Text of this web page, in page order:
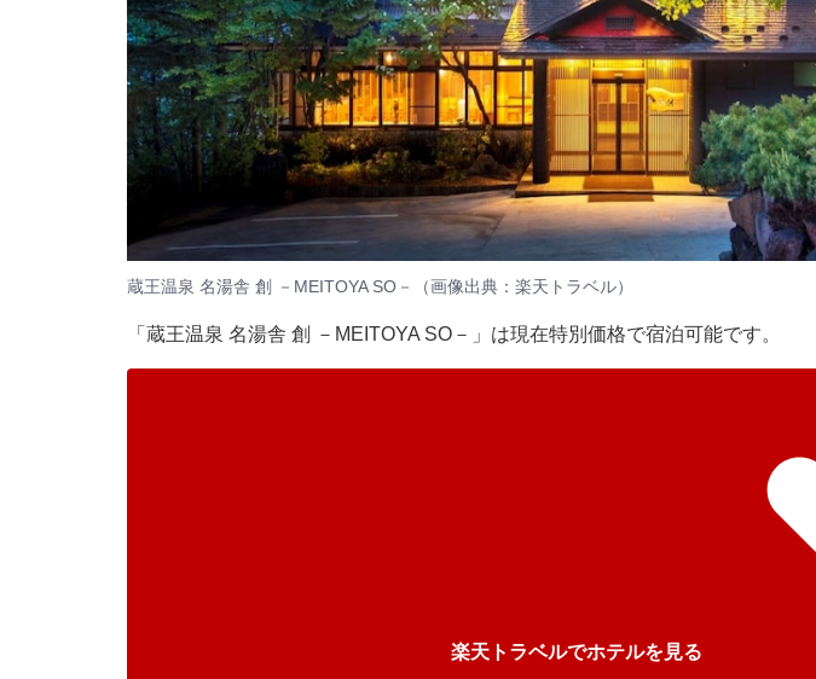
蔵王温泉 名湯舎 創 －MEITOYA SO－（画像出典：楽天トラベル）
「蔵王温泉 名湯舎 創 －MEITOYA SO－」は現在特別価格で宿泊可能です。
楽天トラベルでホテルを見る